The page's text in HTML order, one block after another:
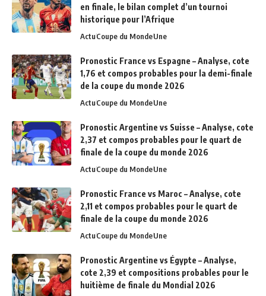
en finale, le bilan complet d’un tournoi
historique pour l’Afrique
ActuCoupe du MondeUne
Pronostic France vs Espagne – Analyse, cote
1,76 et compos probables pour la demi-finale
de la coupe du monde 2026
ActuCoupe du MondeUne
Pronostic Argentine vs Suisse – Analyse, cote
2,37 et compos probables pour le quart de
finale de la coupe du monde 2026
ActuCoupe du MondeUne
Pronostic France vs Maroc – Analyse, cote
2,11 et compos probables pour le quart de
finale de la coupe du monde 2026
ActuCoupe du MondeUne
Pronostic Argentine vs Égypte – Analyse,
cote 2,39 et compositions probables pour le
huitième de finale du Mondial 2026